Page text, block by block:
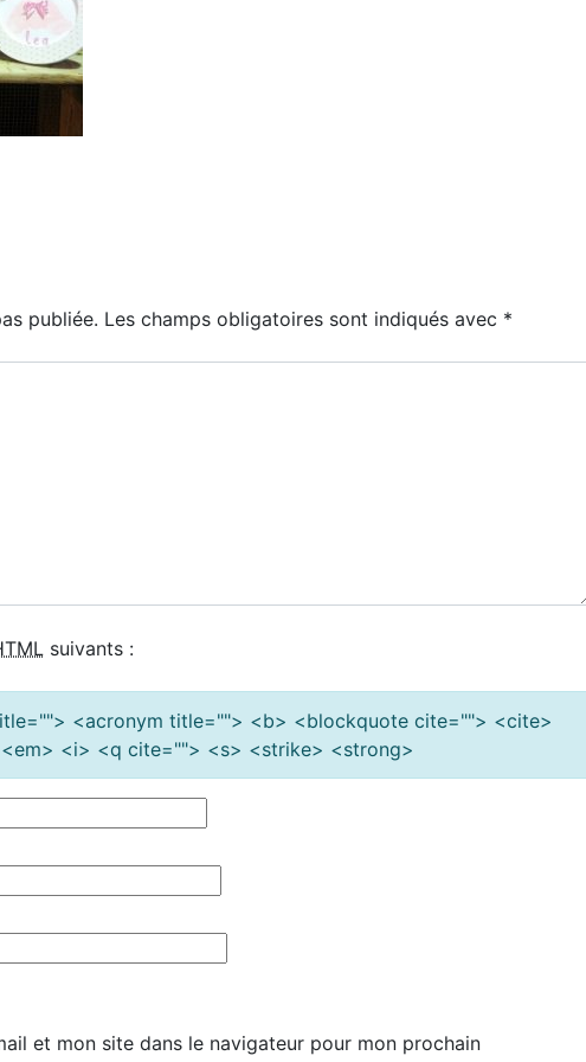
publiée. Les champs obligatoires sont indiqués avec *
suivants :
<acronym title=""> <b> <blockquote cite=""> <cite>
<i> <q cite=""> <s> <strike> <strong>
et mon site dans le navigateur pour mon prochain